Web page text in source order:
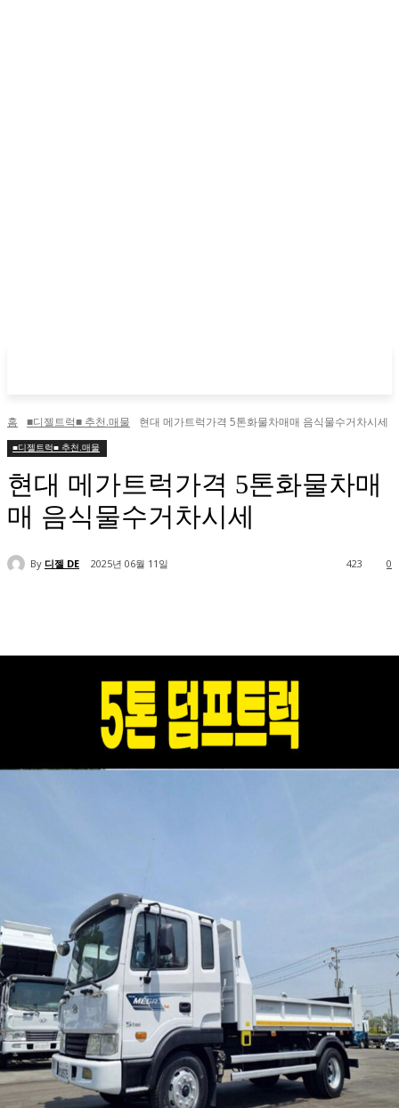
홈 ■디젤트럭■ 추천.매물 현대 메가트럭가격 5톤화물차매매 음식물수거차시세
■디젤트럭■ 추천.매물
현대 메가트럭가격 5톤화물차매
매 음식물수거차시세
By 디젤 DE 2025년 06월 11일 0
423